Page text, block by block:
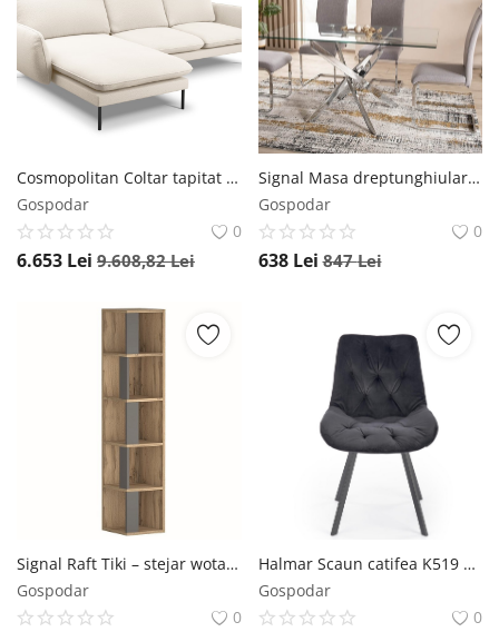
Cosmopolitan Coltar tapitat Vienna 5 locuri plusat/picioare negre – L255 x l170 x h95
Gospodar
0
6.653 Lei 9.608,82Lei
Signal Masa dreptunghiulara Agis II transparent/argintiu L140xl80xh75 cm
Gospodar
0
638 Lei 847Lei
Signal Raft Tiki – stejar wotan/antracit
Gospodar
0
Halmar Scaun catifea K519 velvet negru
Gospodar
0